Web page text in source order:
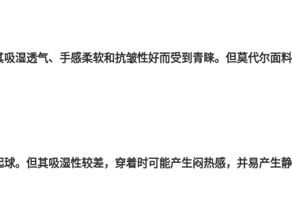
湿透气、手感柔软和抗皱性好而受到青睐。但莫代尔面料
。但其吸湿性较差，穿着时可能产生闷热感，并易产生静